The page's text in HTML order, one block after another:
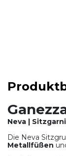
Neva |
Die Neva
Metallfüßen